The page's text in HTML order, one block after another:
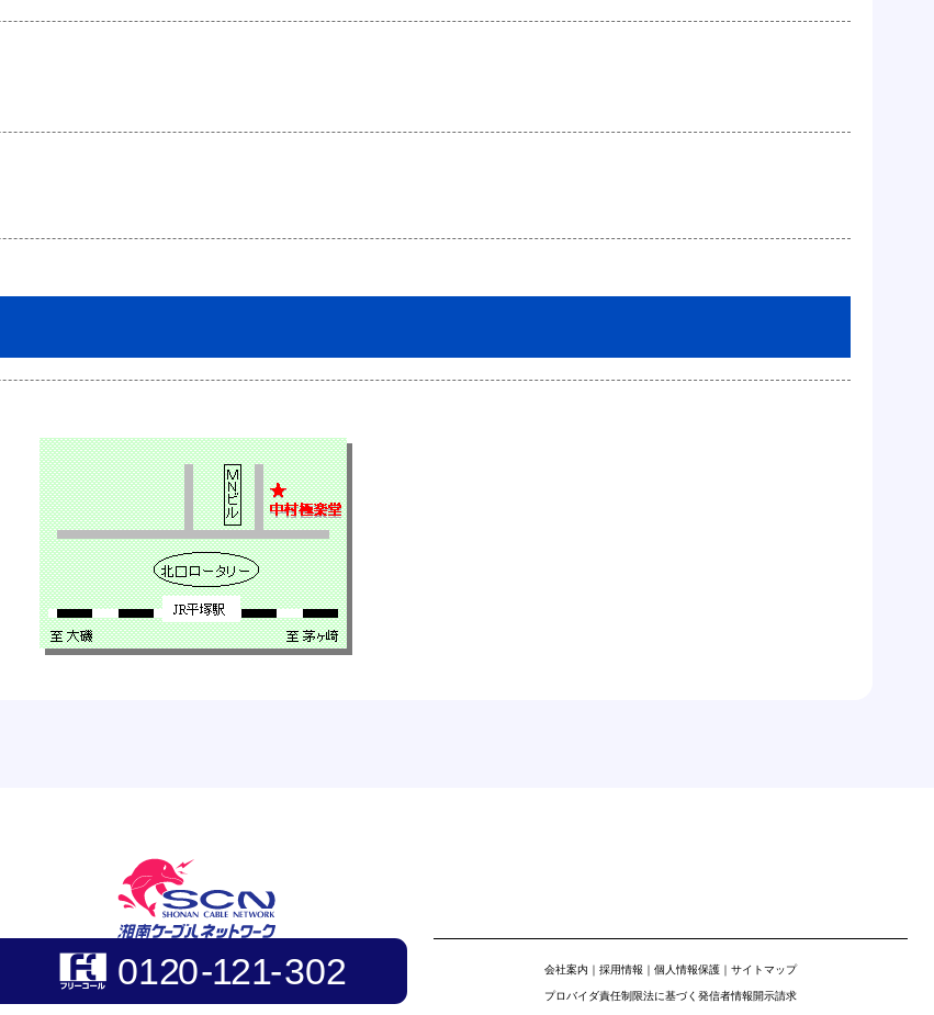
会社案内 ｜ 採用情報 ｜ 個人情報保護 ｜ サイトマップ
プロバイダ責任制限法に基づく発信者情報開示請求